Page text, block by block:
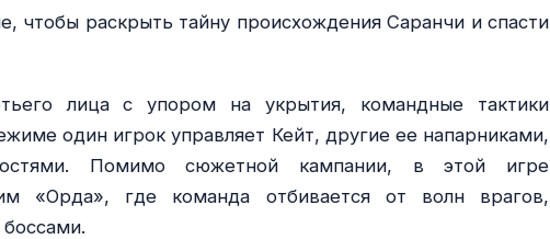
чтобы раскрыть тайну происхождения Саранчи и спасти
лица с упором на укрытия, командные тактики
один игрок управляет Кейт, другие ее напарниками,
Помимо сюжетной кампании, в этой игре
«Орда», где команда отбивается от волн врагов,